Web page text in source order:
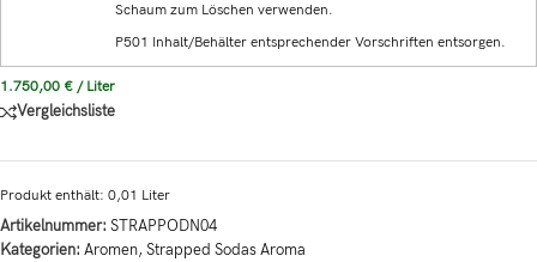
Schaum zum Löschen verwenden.
P501 Inhalt/Behälter entsprechender Vorschriften entsorgen.
1.750,00 € / Liter
Vergleichsliste
Produkt enthält: 0,01 Liter
Artikelnummer: STRAPPODN04
Kategorien: Aromen,Strapped Sodas Aroma